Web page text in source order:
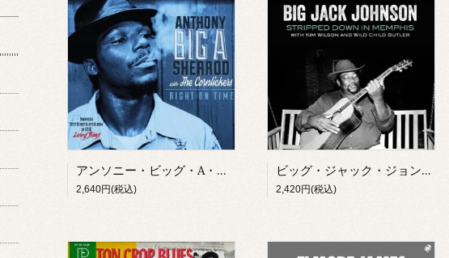
アンソニー・ビッグ・A・シェロッド/ ライト・オン・タイム(CD)
2,640円(税込)
ビッグ・ジャック・ジョンソン/ ストリップト・ダウン・イン・メンフィス(CD)
2,420円(税込)